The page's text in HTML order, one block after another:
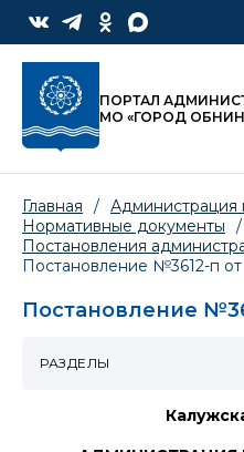
ПОРТАЛ
МО «ГОРОД
Главная / Администрация
Нормативные документы
/
Постановления
Постановление №3612-п от
Постановление
РАЗДЕЛЫ